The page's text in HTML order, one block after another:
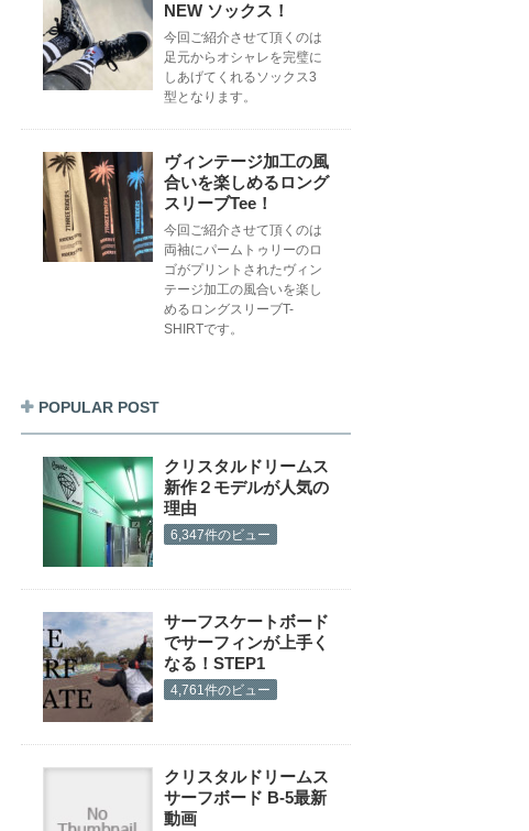
NEW ソックス！
今回ご紹介させて頂くのは
足元からオシャレを完璧に
しあげてくれるソックス3
型となります。
ヴィンテージ加工の風
合いを楽しめるロング
スリーブTee！
今回ご紹介させて頂くのは
両袖にパームトゥリーのロ
ゴがプリントされたヴィン
テージ加工の風合いを楽し
めるロングスリーブT-
SHIRTです。
POPULAR POST
クリスタルドリームス
新作２モデルが人気の
理由
6,347件のビュー
サーフスケートボード
でサーフィンが上手く
なる！STEP1
4,761件のビュー
クリスタルドリームス
サーフボード B-5最新
動画